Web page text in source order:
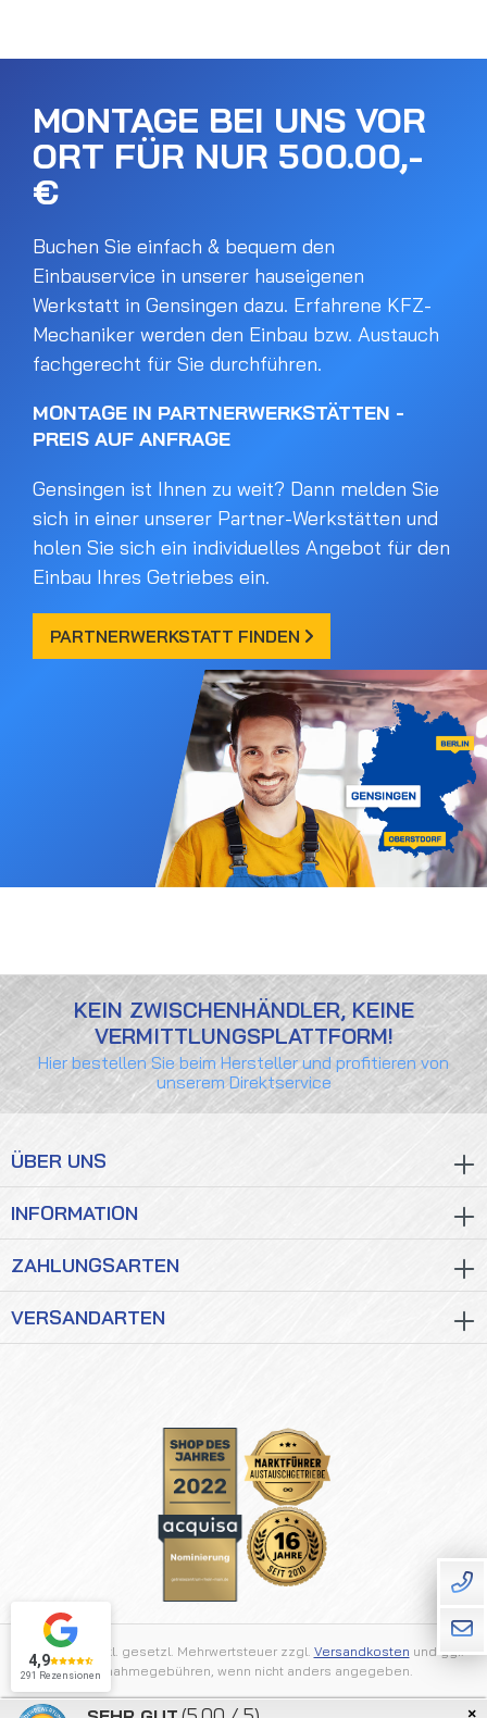
MONTAGE BEI UNS VOR
ORT FÜR NUR 500.00,-
€
Buchen Sie einfach & bequem den
Einbauservice in unserer hauseigenen
Werkstatt in Gensingen dazu. Erfahrene KFZ-
Mechaniker werden den Einbau bzw. Austauch
fachgerecht für Sie durchführen.
MONTAGE IN PARTNERWERKSTÄTTEN -
PREIS AUF ANFRAGE
Gensingen ist Ihnen zu weit? Dann melden Sie
sich in einer unserer Partner-Werkstätten und
holen Sie sich ein individuelles Angebot für den
Einbau Ihres Getriebes ein.
PARTNERWERKSTATT FINDEN
KEIN ZWISCHENHÄNDLER, KEINE
VERMITTLUNGSPLATTFORM!
Hier bestellen Sie beim Hersteller und profitieren von
unserem Direktservice
ÜBER UNS
INFORMATION
ZAHLUNGSARTEN
VERSANDARTEN
Alle Preise inkl. gesetzl. Mehrwertsteuer zzgl. Versandkosten und ggf.
Nachnahmegebühren, wenn nicht anders angegeben.
4,9
291 Rezensionen
×